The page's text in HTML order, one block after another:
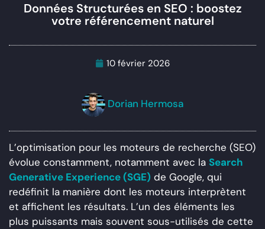
Données Structurées en SEO : boostez
votre référencement naturel
10 février 2026
Dorian Hermosa
L’optimisation pour les moteurs de recherche (SEO)
évolue constamment, notamment avec la Search
Generative Experience (SGE) de Google, qui
redéfinit la manière dont les moteurs interprètent
et affichent les résultats. L’un des éléments les
plus puissants mais souvent sous-utilisés de cette